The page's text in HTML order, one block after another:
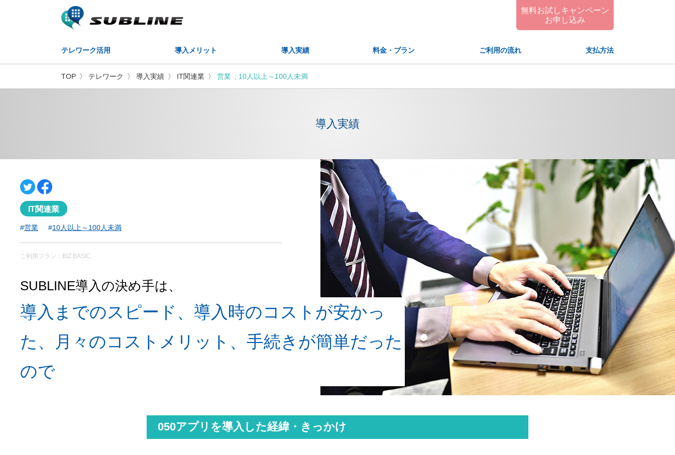
無料お試しキャンペーン
お申し込み
テレワーク活用 導入メリット 導入実績 料金・プラン ご利用の流れ 支払方法
TOP テレワーク 導入実績 IT関連業 営業 10人以上～100人未満
導入実績
IT関連業
営業 10人以上～100人未満
ご利用プラン：BIZ BASIC
SUBLINE導⼊の決め⼿は、
導入までのスピード、導入時のコストが安かっ
た、月々のコストメリット、手続きが簡単だった
ので
050アプリを導⼊した経緯・きっかけ